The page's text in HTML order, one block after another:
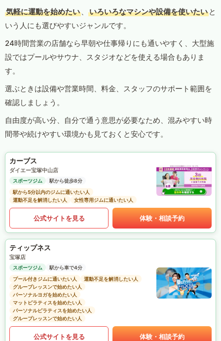
気軽に運動を始めたい 、 いろいろなマシンや設備を使いたい と
いう人にも選びやすいジャンルです。
24時間営業の店舗なら早朝や仕事帰りにも通いやすく、大型施
設ではプールやサウナ、スタジオなどを使える場合もありま
す。
選ぶときは設備や営業時間、料金、スタッフのサポート範囲を
確認しましょう。
自由度が高い分、自分で通う意思が必要なため、混みやすい時
間帯や続けやすい環境かも見ておくと安心です。
カーブス
ダイエー宝塚中山店
スポーツジム
駅から徒歩8分
駅から5分以内のジムに通いたい人
運動不足を解消したい人
女性専用ジムに通いたい人
公式サイトを見る 体験・相談予約
ティップネス
宝塚店
スポーツジム
駅から車で4分
プール付きジムに通いたい人
運動不足を解消したい人
グループレッスンで始めたい人
パーソナルヨガを始めたい人
マットピラティスを始めたい人
パーソナルピラティスを始めたい人
グループレッスンで始めたい人
公式サイトを見る 体験・相談予約